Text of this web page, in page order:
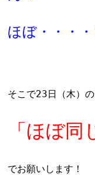
ほぼ・・・・
そこで23日（木）
「ほぼ同
でお願いします！